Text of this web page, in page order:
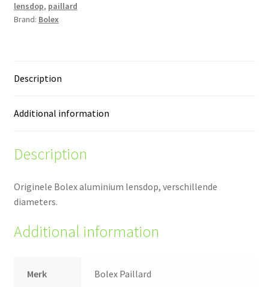
lensdop, paillard
Brand: Bolex
Description
Additional information
Description
Originele Bolex aluminium lensdop, verschillende
diameters.
Additional information
Merk Bolex Paillard